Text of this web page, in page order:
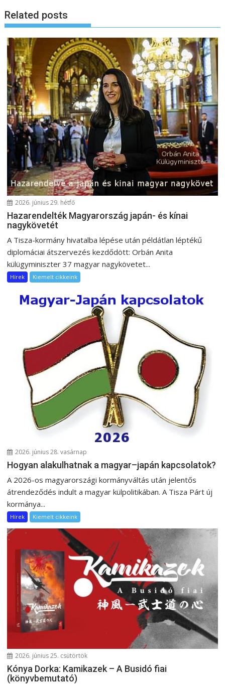
g
y
z
é
s
n
a
v
i
g
c
ó
Related posts
2026. június 29. hétfő
Hazarendelték Magyarország japán- és kínai
nagykövetét
A Tisza-kormány hivatalba lépése után példátlan léptékű
diplomáciai átszervezés kezdődött: Orbán Anita
külügyminiszter 37 magyar nagykövetet...
Hírek Kiemelt cikkeink
2026. június 28. vasárnap
Hogyan alakulhatnak a magyar–japán kapcsolatok?
A 2026-os magyarországi kormányváltás után jelentős
átrendeződés indult a magyar külpolitikában. A Tisza Párt új
kormánya...
Hírek Kiemelt cikkeink
2026. június 25. csütörtök
Kónya Dorka: Kamikazek – A Busidó fiai
(könyvbemutató)